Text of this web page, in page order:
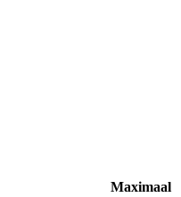
Maximaal